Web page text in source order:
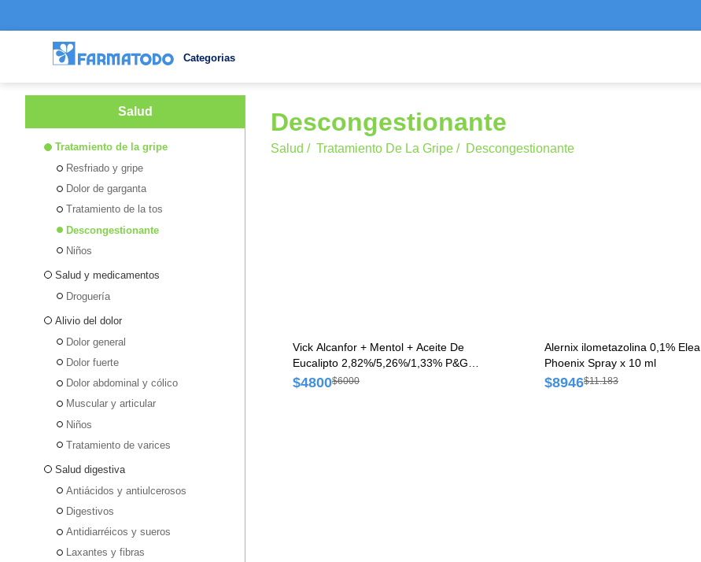
Categorias
Salud
Tratamiento de la gripe
Resfriado y gripe
Dolor de garganta
Tratamiento de la tos
Descongestionante
Niños
Salud y medicamentos
Droguería
Alivio del dolor
Dolor general
Dolor fuerte
Dolor abdominal y cólico
Muscular y articular
Niños
Tratamiento de varices
Salud digestiva
Antiácidos y antiulcerosos
Digestivos
Antidiarréicos y sueros
Laxantes y fibras
Descongestionante
Salud / Tratamiento De La Gripe / Descongestionante
Vick Alcanfor + Mentol + Aceite De
Eucalipto 2,82%/5,26%/1,33% P&G
Ungüento x 12 g
$4800$6000
Alernix ilometazolina 0,1% Elea
Phoenix Spray x 10 ml
$8946$11.183